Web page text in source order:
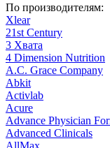
По производителям:
Xlear
21st Century
3 Хвата
4 Dimension Nutrition
A.C. Grace Company
Abkit
Activlab
Acure
Advance Physician
Advanced Clinicals
AllMax